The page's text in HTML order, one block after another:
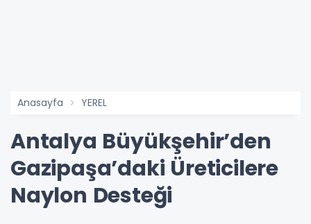
Anasayfa YEREL
Antalya Büyükşehir’den
Gazipaşa’daki Üreticilere
Naylon Desteği